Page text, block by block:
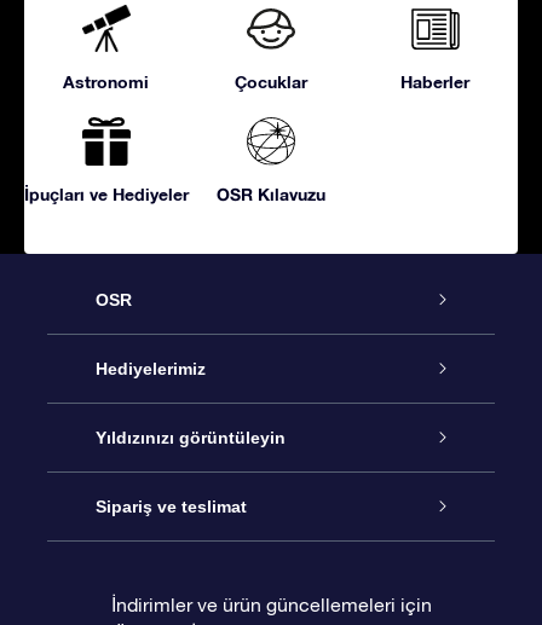
Astronomi Çocuklar Haberler
İpuçları ve Hediyeler OSR Kılavuzu
OSR
Hizmet
İletişim
Blogu
Hediyelerimiz
Çevrimiçi Yıldız Hediyesi
OSR Hediye Paketi
Yıldızınızı görüntüleyin
Star Register
Sipariş ve teslimat
İndirimler ve ürün güncellemeleri için